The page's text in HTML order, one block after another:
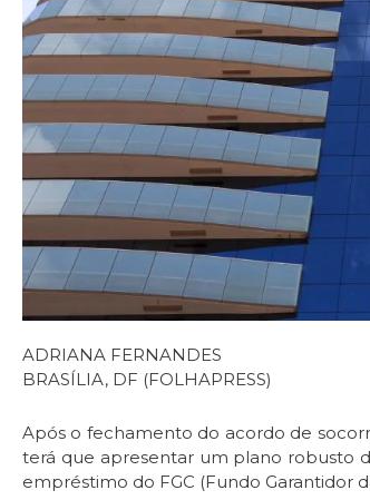
ADRIANA FERNANDES
BRASÍLIA, DF (FOLHAPRESS)
Após o fechamento do acordo de
terá que apresentar um plano robusto
empréstimo do FGC (Fundo Garantidor